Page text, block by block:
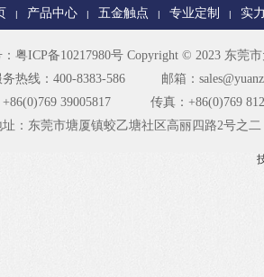
业-T90继电器厂家 更多
| 产品中心 | 五金触点 | 专业定制 | 实
粤ICP备10217980号 Copyright © 2023 东莞
热线：400-8383-586
邮箱：
39005817
传真：+86(0)769
：东莞市塘厦镇蛟乙塘社区高丽四路2号之二